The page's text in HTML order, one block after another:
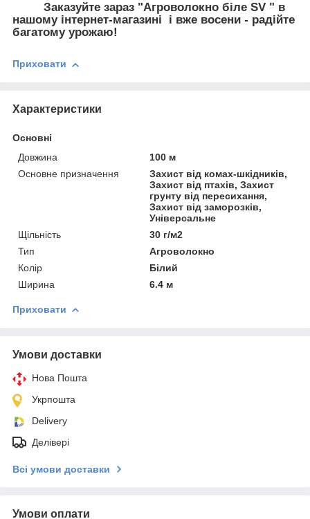
Заказуйте зараз "Агроволокно біле SV " в
нашому інтернет-магазині і вже восени - радійте
багатому урожаю!
Приховати
Характеристики
Основні
Довжина
100 м
Основне призначення
Захист від комах-шкідників,
Захист від птахів, Захист
грунту від пересихання,
Захист від заморозків,
Універсальне
Щільність
30 г/м2
Тип
Агроволокно
Колір
Білий
Ширина
6.4 м
Приховати
Умови доставки
Нова Пошта
Укрпошта
Delivery
Делівері
Всі умови доставки
Умови оплати